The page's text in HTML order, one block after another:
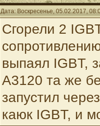
Дата: Воскресенье, 05.02.2017,
Сгорели 2
выпаял IGBT,
А3120 та же
запустил
каюк IGBT, и